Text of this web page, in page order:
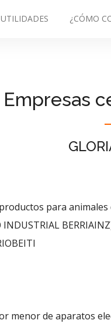
UTILIDADES ¿CÓMO
Empresas
para animales
INDUSTRIAL
menor de aparatos